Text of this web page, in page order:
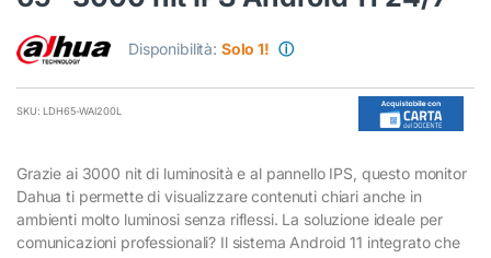
Disponibilità: Solo 1! ⓘ
SKU: LDH65-WAI200L
Grazie ai 3000 nit di luminosità e al pannello IPS, questo monitor
Dahua ti permette di visualizzare contenuti chiari anche in
ambienti molto luminosi senza riflessi. La soluzione ideale per
comunicazioni professionali? Il sistema Android 11 integrato che